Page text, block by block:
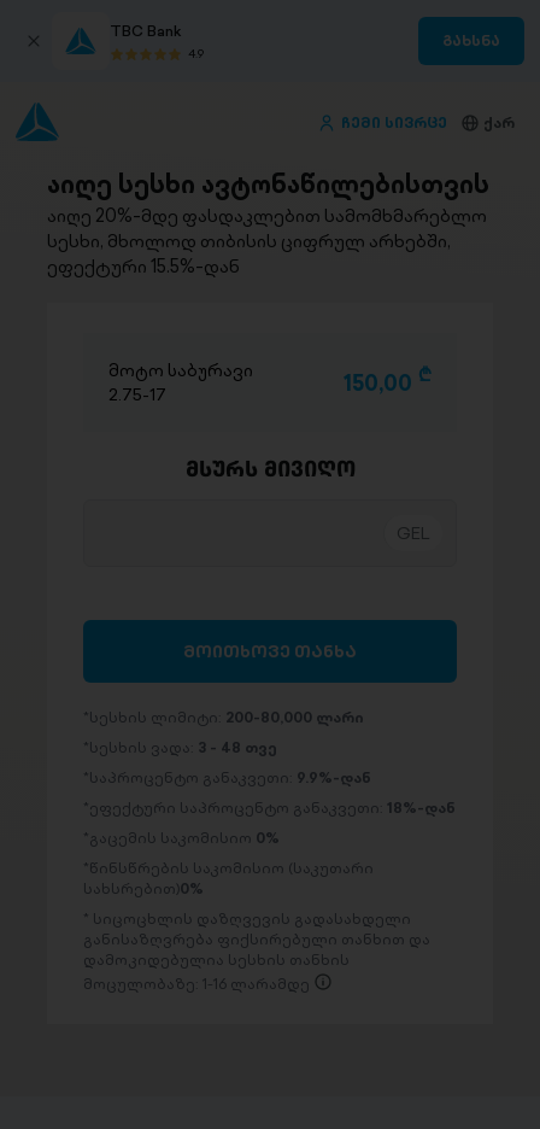
TBC Bank
4.9
გახსნა
ჩემი სივრცე ქარ
აიღე სესხი ავტონაწილებისთვის
აიღე 20%-მდე ფასდაკლებით სამომხმარებლო
სესხი, მხოლოდ თიბისის ციფრულ არხებში,
ეფექტური 15.5%-დან
მოტო საბურავი
2.75-17
150,00 D
მსურს მივიღო
მოითხოვე თანხა
სესხის ლიმიტი: 200-80,000 ლარი
სესხის ვადა: 3 - 48 თვე
საპროცენტო განაკვეთი: 9.9%-დან
ეფექტური საპროცენტო განაკვეთი: 18%-დან
გაცემის საკომისიო 0%
წინსწრების საკომისიო (საკუთარი
სახსრებით)0%
სიცოცხლის დაზღვევის გადასახდელი
განისაზღვრება ფიქსირებული თანხით და
დამოკიდებულია სესხის თანხის
მოცულობაზე: 1-16 ლარამდე